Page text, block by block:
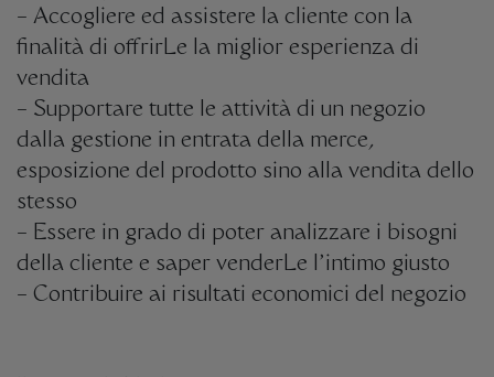
– Accogliere ed assistere la cliente con la
finalità di offrirLe la miglior esperienza di
vendita
– Supportare tutte le attività di un negozio
dalla gestione in entrata della merce,
esposizione del prodotto sino alla vendita dello
stesso
– Essere in grado di poter analizzare i bisogni
della cliente e saper venderLe l’intimo giusto
– Contribuire ai risultati economici del negozio